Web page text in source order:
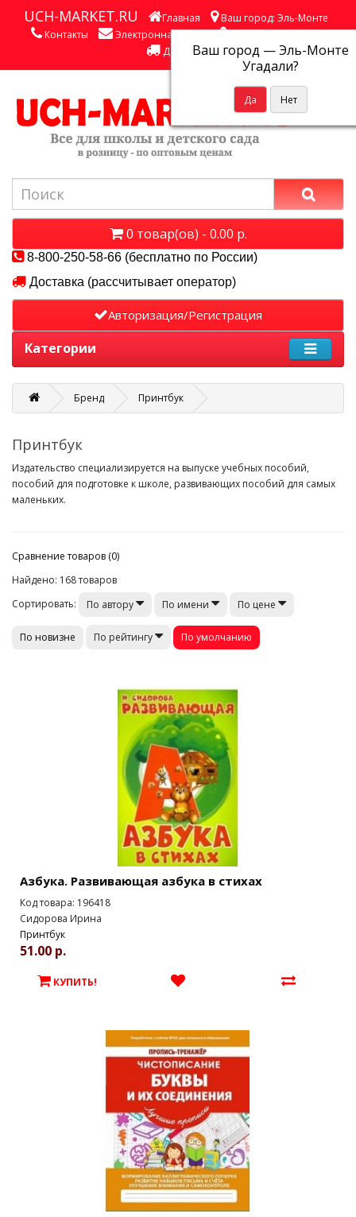
UCH-MARKET.RU Главная Ваш город: Эль-Монте
Ваш город —Эль-Монте
Угадали?
Контакты Электронная почта
Личный кабинет
Доставка
0 товар(ов) - 0.00 р.
8-800-250-58-66 (бесплатно по России)
Доставка (рассчитывает оператор)
Авторизация/Регистрация
Категории
Бренд Принтбук
Принтбук
Издательство специализируется на выпуске учебных пособий,
пособий для подготовке к школе, развивающих пособий для самых
маленьких.
Сравнение товаров (0)
Найдено: 168 товаров
Сортировать:
По автору По имени По цене
По новизне По рейтингу По умолчанию
Азбука. Развивающая азбука в стихах
Код товара: 196418
Сидорова Ирина
Принтбук
51.00 р.
КУПИТЬ!